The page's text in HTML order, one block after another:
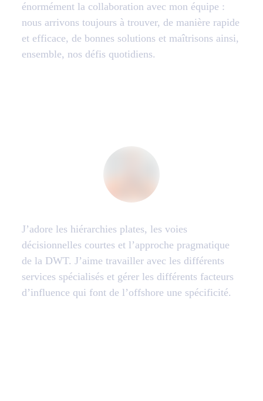
énormément la collaboration avec mon équipe :
nous arrivons toujours à trouver, de manière rapide
et efficace, de bonnes solutions et maîtrisons ainsi,
ensemble, nos défis quotidiens.
J’adore les hiérarchies plates, les voies
décisionnelles courtes et l’approche pragmatique
de la DWT. J’aime travailler avec les différents
services spécialisés et gérer les différents facteurs
d’influence qui font de l’offshore une spécificité.